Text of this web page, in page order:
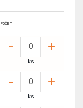
POČET
- +
ks
- +
ks